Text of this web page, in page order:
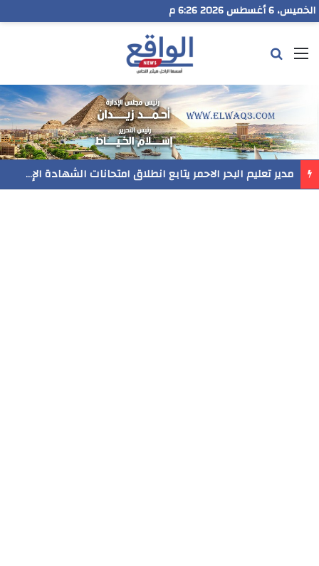
الخميس، 6 أغسطس 2026 6:26 م
القائمة
رسميا..فيلم المنير ينافس في مهرجان Follow Your Heart بنيويورك